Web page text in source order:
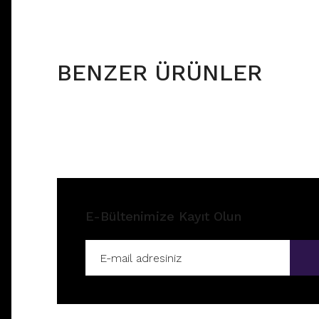
BENZER ÜRÜNLER
Fiyatları görebilmek içinüye girişi yapınız.
E-Bültenimize Kayıt Olun